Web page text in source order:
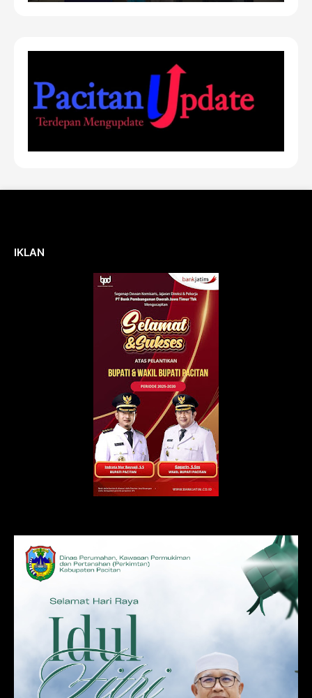
IKLAN